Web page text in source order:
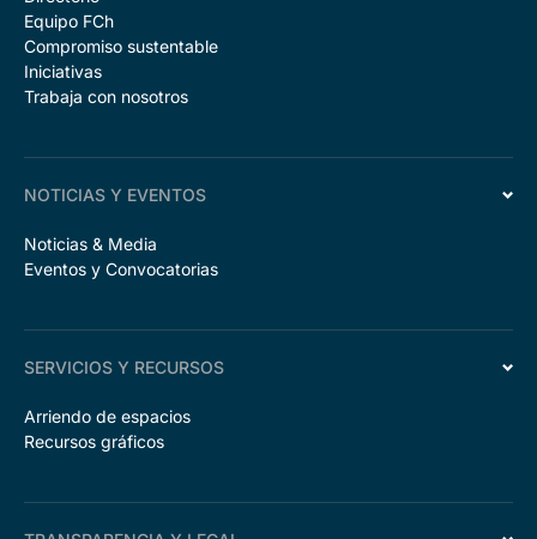
Equipo FCh
Compromiso sustentable
Iniciativas
Trabaja con nosotros
NOTICIAS Y EVENTOS
Noticias & Media
Eventos y Convocatorias
SERVICIOS Y RECURSOS
Arriendo de espacios
Recursos gráficos